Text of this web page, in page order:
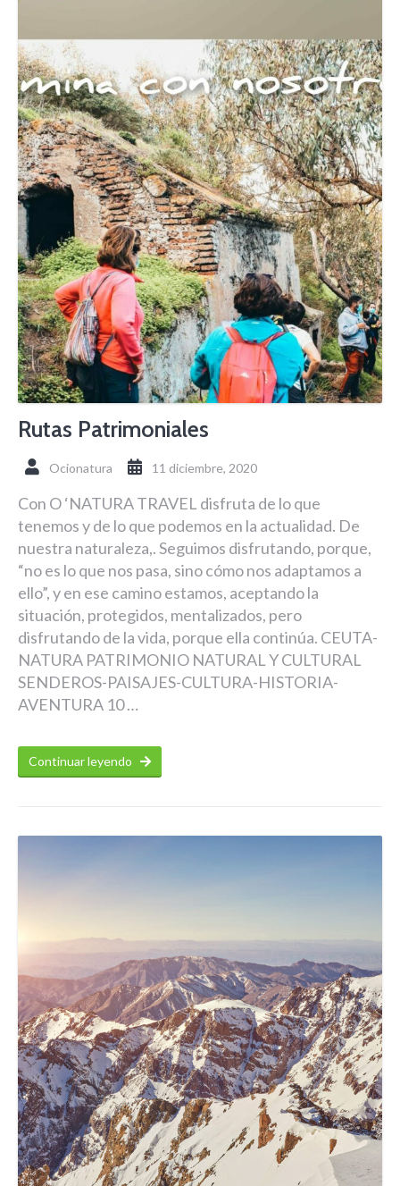
Rutas Patrimoniales
Ocionatura 11 diciembre, 2020
Con O ‘NATURA TRAVEL disfruta de lo que
tenemos y de lo que podemos en la actualidad. De
nuestra naturaleza,. Seguimos disfrutando, porque,
“no es lo que nos pasa, sino cómo nos adaptamos a
ello”, y en ese camino estamos, aceptando la
situación, protegidos, mentalizados, pero
disfrutando de la vida, porque ella continúa. CEUTA-
NATURA PATRIMONIO NATURAL Y CULTURAL
SENDEROS-PAISAJES-CULTURA-HISTORIA-
AVENTURA 10 …
Continuar leyendo